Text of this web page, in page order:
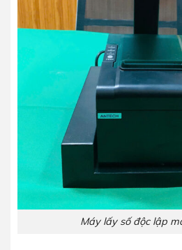
Máy lấy số độc lập